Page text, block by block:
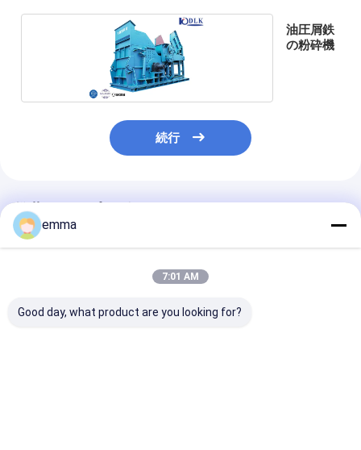
油圧屑鉄
の粉砕機
続行
推薦されたプロダクト
emma
7:01 AM
Good day, what product are you looking for?